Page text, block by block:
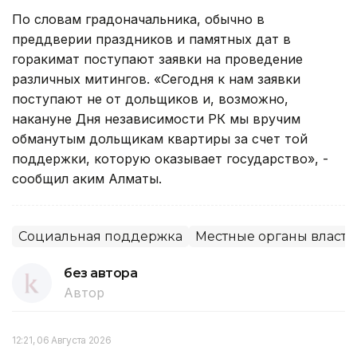
По словам градоначальника, обычно в
преддверии праздников и памятных дат в
горакимат поступают заявки на проведение
различных митингов. «Сегодня к нам заявки
поступают не от дольщиков и, возможно,
накануне Дня независимости РК мы вручим
обманутым дольщикам квартиры за счет той
поддержки, которую оказывает государство», -
сообщил аким Алматы.
Социальная поддержка Местные органы власти
без автора
Автор
12:21, 06 Августа 2026